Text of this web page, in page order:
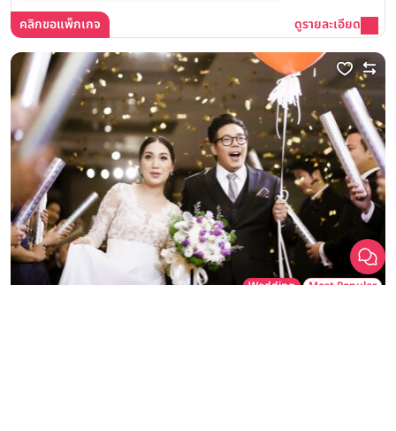
คลิกขอแพ็กเกจ ดูรายละเอียด
Wedding Most Popular
เลือก1 รายการ
เปรียบเทียบ